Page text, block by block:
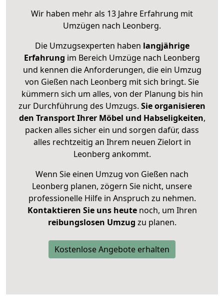
Wir haben mehr als 13 Jahre Erfahrung mit
Umzügen nach Leonberg.
Die Umzugsexperten haben langjährige
Erfahrung im Bereich Umzüge nach Leonberg
und kennen die Anforderungen, die ein Umzug
von Gießen nach Leonberg mit sich bringt. Sie
kümmern sich um alles, von der Planung bis hin
zur Durchführung des Umzugs. Sie organisieren
den Transport Ihrer Möbel und Habseligkeiten,
packen alles sicher ein und sorgen dafür, dass
alles rechtzeitig an Ihrem neuen Zielort in
Leonberg ankommt.
Wenn Sie einen Umzug von Gießen nach
Leonberg planen, zögern Sie nicht, unsere
professionelle Hilfe in Anspruch zu nehmen.
Kontaktieren Sie uns heutenoch, um Ihren
reibungslosen Umzug zu planen.
Kostenlose Angebote erhalten